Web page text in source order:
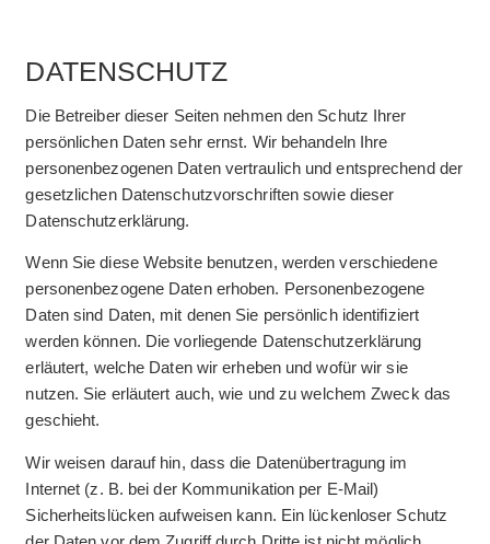
DATENSCHUTZ
Die Betreiber dieser Seiten nehmen den Schutz Ihrer
persönlichen Daten sehr ernst. Wir behandeln Ihre
personenbezogenen Daten vertraulich und entsprechend der
gesetzlichen Datenschutzvorschriften sowie dieser
Datenschutzerklärung.
Wenn Sie diese Website benutzen, werden verschiedene
personenbezogene Daten erhoben. Personenbezogene
Daten sind Daten, mit denen Sie persönlich identifiziert
werden können. Die vorliegende Datenschutzerklärung
erläutert, welche Daten wir erheben und wofür wir sie
nutzen. Sie erläutert auch, wie und zu welchem Zweck das
geschieht.
Wir weisen darauf hin, dass die Datenübertragung im
Internet (z. B. bei der Kommunikation per E-Mail)
Sicherheitslücken aufweisen kann. Ein lückenloser Schutz